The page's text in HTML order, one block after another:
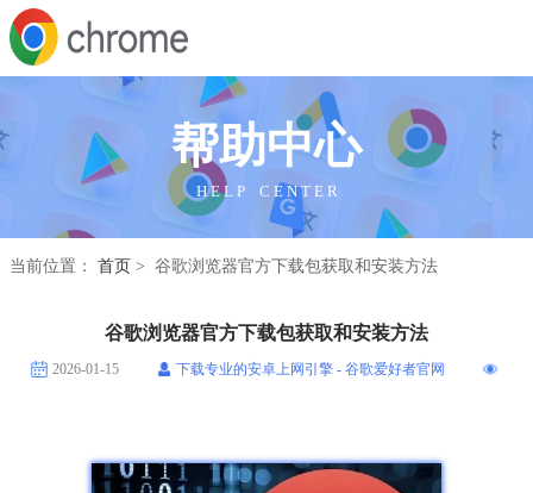
帮助中心
H E L P C E N T E R
当前位置： 首页 > 谷歌浏览器官方下载包获取和安装方法
谷歌浏览器官方下载包获取和安装方法
2026-01-15 下载专业的安卓上网引擎 - 谷歌爱好者官网